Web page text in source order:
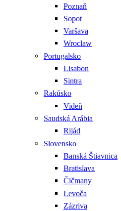
Poznaň
Sopot
Varšava
Wroclaw
Portugalsko
Lisabon
Sintra
Rakúsko
Videň
Saudská Arábia
Rijád
Slovensko
Banská Štiavnica
Bratislava
Čičmany
Levoča
Zázriva